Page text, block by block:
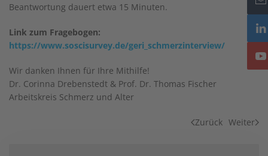
Beantwortung dauert etwa 15 Minuten.
Link zum Fragebogen:
https://www.soscisurvey.de/geri_schmerzinterview/
Wir danken Ihnen für Ihre Mithilfe!
Dr. Corinna Drebenstedt & Prof. Dr. Thomas Fischer
Arbeitskreis Schmerz und Alter
Zurück Weiter